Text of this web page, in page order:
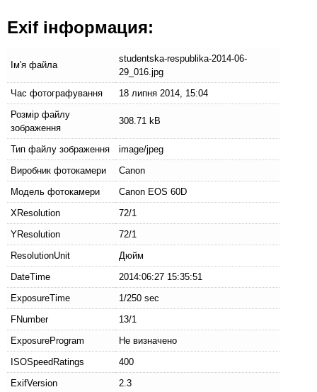
Exif інформация:
Ім'я файла
studentska-respublika-2014-06-
29_016.jpg
Час фотографування
18 липня 2014, 15:04
Розмір файлу
зображення
308.71 kB
Тип файлу зображення
image/jpeg
Виробник фотокамери
Canon
Модель фотокамери
Canon EOS 60D
XResolution
72/1
YResolution
72/1
ResolutionUnit
Дюйм
DateTime
2014:06:27 15:35:51
ExposureTime
1/250 sec
FNumber
13/1
ExposureProgram
Не визначено
ISOSpeedRatings
400
ExifVersion
2.3